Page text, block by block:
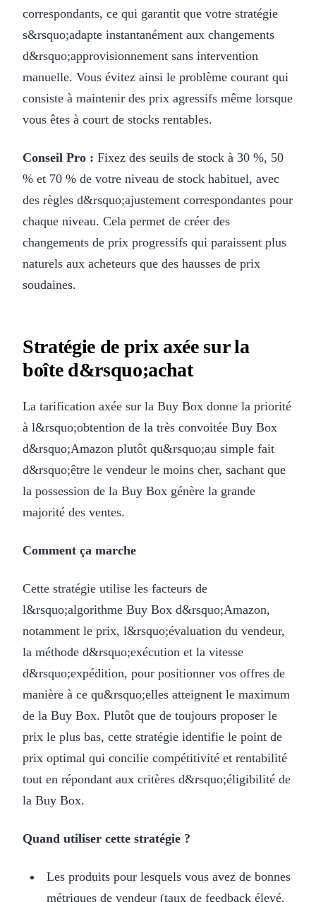
correspondants, ce qui garantit que votre stratégie
s&rsquo;adapte instantanément aux changements
d&rsquo;approvisionnement sans intervention
manuelle. Vous évitez ainsi le problème courant qui
consiste à maintenir des prix agressifs même lorsque
vous êtes à court de stocks rentables.
Conseil Pro : Fixez des seuils de stock à 30 %, 50
% et 70 % de votre niveau de stock habituel, avec
des règles d&rsquo;ajustement correspondantes pour
chaque niveau. Cela permet de créer des
changements de prix progressifs qui paraissent plus
naturels aux acheteurs que des hausses de prix
soudaines.
Stratégie de prix axée sur la
boîte d&rsquo;achat
La tarification axée sur la Buy Box donne la priorité
à l&rsquo;obtention de la très convoitée Buy Box
d&rsquo;Amazon plutôt qu&rsquo;au simple fait
d&rsquo;être le vendeur le moins cher, sachant que
la possession de la Buy Box génère la grande
majorité des ventes.
Comment ça marche
Cette stratégie utilise les facteurs de
l&rsquo;algorithme Buy Box d&rsquo;Amazon,
notamment le prix, l&rsquo;évaluation du vendeur,
la méthode d&rsquo;exécution et la vitesse
d&rsquo;expédition, pour positionner vos offres de
manière à ce qu&rsquo;elles atteignent le maximum
de la Buy Box. Plutôt que de toujours proposer le
prix le plus bas, cette stratégie identifie le point de
prix optimal qui concilie compétitivité et rentabilité
tout en répondant aux critères d&rsquo;éligibilité de
la Buy Box.
Quand utiliser cette stratégie ?
Les produits pour lesquels vous avez de bonnes
métriques de vendeur (taux de feedback élevé,